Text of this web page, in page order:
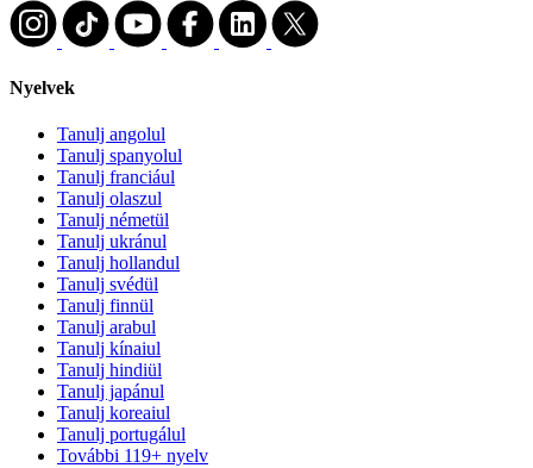
Nyelvek
Tanulj angolul
Tanulj spanyolul
Tanulj franciául
Tanulj olaszul
Tanulj németül
Tanulj ukránul
Tanulj hollandul
Tanulj svédül
Tanulj finnül
Tanulj arabul
Tanulj kínaiul
Tanulj hindiül
Tanulj japánul
Tanulj koreaiul
Tanulj portugálul
További 119+ nyelv